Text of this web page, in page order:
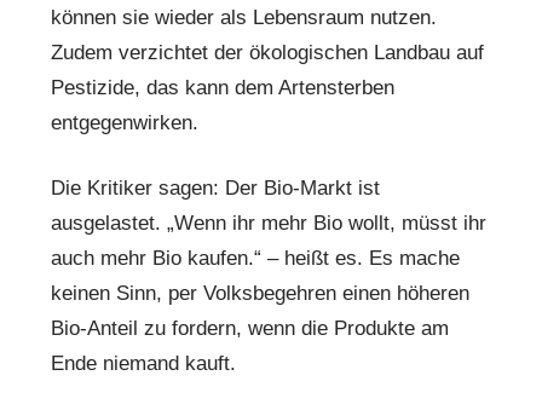
können sie wieder als Lebensraum nutzen.
Zudem verzichtet der ökologischen Landbau auf
Pestizide, das kann dem Artensterben
entgegenwirken.
Die Kritiker sagen: Der Bio-Markt ist
ausgelastet. „Wenn ihr mehr Bio wollt, müsst ihr
auch mehr Bio kaufen.“ – heißt es. Es mache
keinen Sinn, per Volksbegehren einen höheren
Bio-Anteil zu fordern, wenn die Produkte am
Ende niemand kauft.